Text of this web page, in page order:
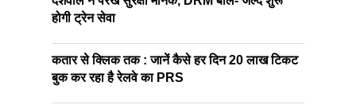
होगी ट्रेन सेवा
कतार से क्लिक तक : जानें कैसे हर दिन 20 लाख टिकट
बुक कर रहा है रेलवे का PRS